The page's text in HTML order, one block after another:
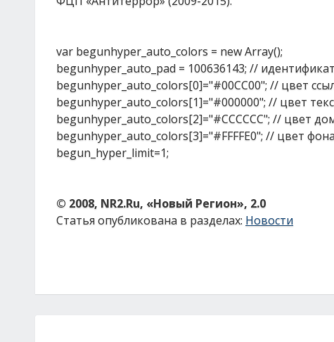
var begunhyper_auto_colors = new Array();
begunhyper_auto_pad = 100636143; //
begunhyper_auto_colors[0]="#00CC00"; // цвет
begunhyper_auto_colors[1]="#000000"; // цвет
begunhyper_auto_colors[2]="#CCCCCC"; // цвет
begunhyper_auto_colors[3]="#FFFFE0"; // цвет
begun_hyper_limit=1;
© 2008, NR2.Ru, «Новый Регион», 2.0
Статья опубликована в разделах: Новости